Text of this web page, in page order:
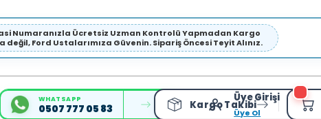
Numaranızla Ücretsiz Uzman Kontrolü Yapmadan Kargo
Ford Ustalarımıza Güvenin. Sipariş Öncesi Teyit Alınız.
WHATSAPP
0507 777 05 83 Kargo Takibi
Üye Girişi
Üye Ol